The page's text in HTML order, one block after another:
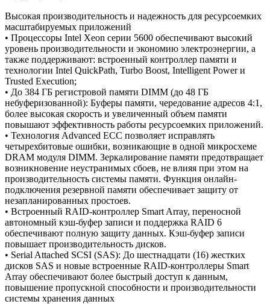
Высокая производительность и надежность для ресурсоемких
масштабируемых приложений
• Процессоры Intel Xeon серии 5600 обеспечивают высокий
уровень производительности и экономию электроэнергии, а
также поддерживают: встроенный контроллер памяти и
технологии Intel QuickPath, Turbo Boost, Intelligent Power и
Trusted Execution;
• До 384 ГБ регистровой памяти DIMM (до 48 ГБ
небуферизованной): Буферы памяти, чередование адресов 4:1,
более высокая скорость и увеличенный объем памяти
повышают эффективность работы ресурсоемких приложений.
• Технология Advanced ECC позволяет исправлять
четырехбитовые ошибки, возникающие в одной микросхеме
DRAM модуля DIMM. Зеркалирование памяти предотвращает
возникновение неустранимых сбоев, не влияя при этом на
производительность системы памяти. Функция онлайн-
подключения резервной памяти обеспечивает защиту от
незапланированных простоев.
• Встроенный RAID-контроллер Smart Array, переносной
автономный кэш-буфер записи и поддержка RAID 6
обеспечивают полную защиту данных. Кэш-буфер записи
повышает производительность дисков.
• Serial Attached SCSI (SAS): До шестнадцати (16) жестких
дисков SAS и новые встроенные RAID-контроллеры Smart
Array обеспечивают более быстрый доступ к данным,
повышение пропускной способности и производительности
системы хранения данных